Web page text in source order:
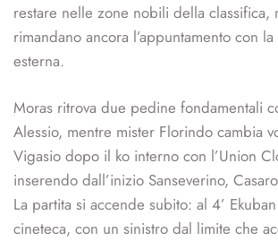
restare nelle zone nobili della classifica,
rimandano ancora l’appuntamento con
esterna.
Moras ritrova due pedine fondamentali
Alessio, mentre mister Florindo cambia
Vigasio dopo il ko interno con l’Union
inserendo dall’inizio Sanseverino,
La partita si accende subito: al 4’
cineteca, con un sinistro dal limite che